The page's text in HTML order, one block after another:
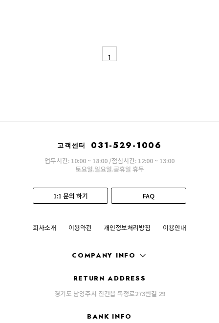
1
고객센터 031-529-1006
업무시간: 10:00 ~ 18:00 /점심시간: 12:00 ~ 13:00
토요일.일요일.공휴일 휴무
1:1 문의 하기 FAQ
회사소개 이용약관 개인정보처리방침 이용안내
COMPANY INFO
RETURN ADDRESS
경기도 남양주시 진건읍 독정로273번길 29
BANK INFO